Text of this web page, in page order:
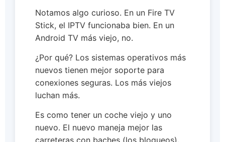
Notamos algo curioso. En un Fire TV
Stick, el IPTV funcionaba bien. En un
Android TV más viejo, no.
¿Por qué? Los sistemas operativos más
nuevos tienen mejor soporte para
conexiones seguras. Los más viejos
luchan más.
Es como tener un coche viejo y uno
nuevo. El nuevo maneja mejor las